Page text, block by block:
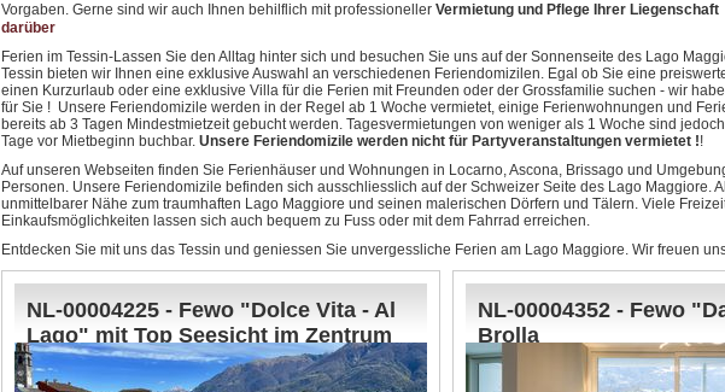
Vorgaben. Gerne sind wir auch Ihnen behilflich mit professioneller Vermietung und Pflege Ihrer Liegenschaft
darüber
Ferien im Tessin-Lassen Sie den Alltag hinter sich und besuchen Sie uns auf der Sonnenseite des Lago
Tessin bieten wir Ihnen eine exklusive Auswahl an verschiedenen Feriendomizilen. Egal ob Sie eine
einen Kurzurlaub oder eine exklusive Villa für die Ferien mit Freunden oder der Grossfamilie suchen - wir
für Sie ! Unsere Feriendomizile werden in der Regel ab 1 Woche vermietet, einige Ferienwohnungen und
bereits ab 3 Tagen Mindestmietzeit gebucht werden. Tagesvermietungen von weniger als 1 Woche sind
Tage vor Mietbeginn buchbar. Unsere Feriendomizile werden nicht für Partyveranstaltungen vermietet !!
Auf unseren Webseiten finden Sie Ferienhäuser und Wohnungen in Locarno, Ascona, Brissago und
Personen. Unsere Feriendomizile befinden sich ausschliesslich auf der Schweizer Seite des Lago Maggiore.
unmittelbarer Nähe zum traumhaften Lago Maggiore und seinen malerischen Dörfern und Tälern. Viele
Einkaufsmöglichkeiten lassen sich auch bequem zu Fuss oder mit dem Fahrrad erreichen.
Entdecken Sie mit uns das Tessin und geniessen Sie unvergessliche Ferien am Lago Maggiore. Wir freuen
NL-00004225 - Fewo "Dolce Vita - Al
Lago" mit Top Seesicht im Zentrum
von Ascona
NL-00004352 - Fewo
Brolla